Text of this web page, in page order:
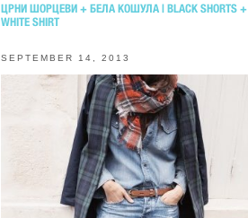
ЦРНИ ШОРЦЕВИ + БЕЛА КОШУЛА | BLACK SHORTS +
WHITE SHIRT
SEPTEMBER 14, 2013